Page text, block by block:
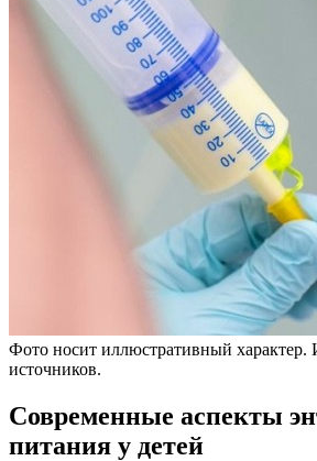
Фото носит иллюстративный характер.
источников.
Современные аспекты
питания у детей